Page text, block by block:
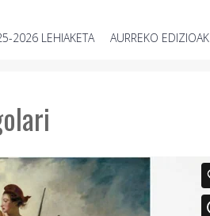
2026 LEHIAKETA AURREKO EDIZIOAK